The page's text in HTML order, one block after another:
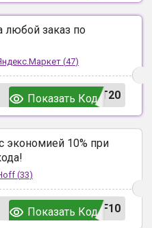
любой заказ по
(47)
T20
Показать Код
экономией 10% при
(33)
F10
Показать Код